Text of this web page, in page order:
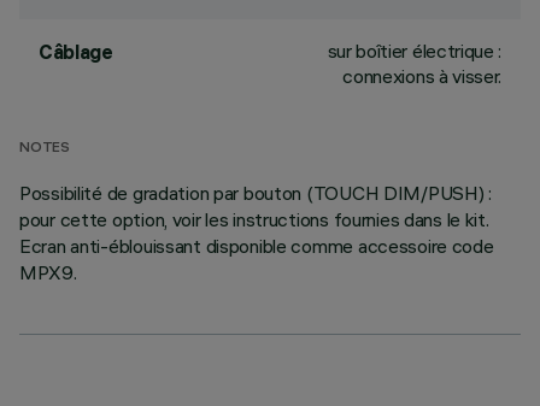
Câblage
sur boîtier électrique :
connexions à visser.
NOTES
Possibilité de gradation par bouton (TOUCH DIM/PUSH) :
pour cette option, voir les instructions fournies dans le kit.
Ecran anti-éblouissant disponible comme accessoire code
MPX9.